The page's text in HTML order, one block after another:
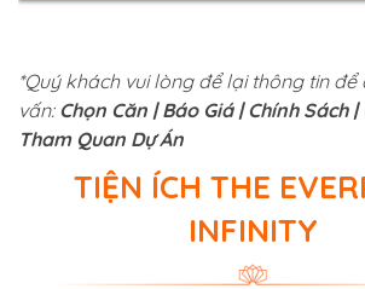
*Quý khách vui lòng để lại thông tin
vấn: Chọn Căn | Báo Giá | Chính Sách
Tham Quan Dự Án
TIỆN ÍCH THE
INFINITY